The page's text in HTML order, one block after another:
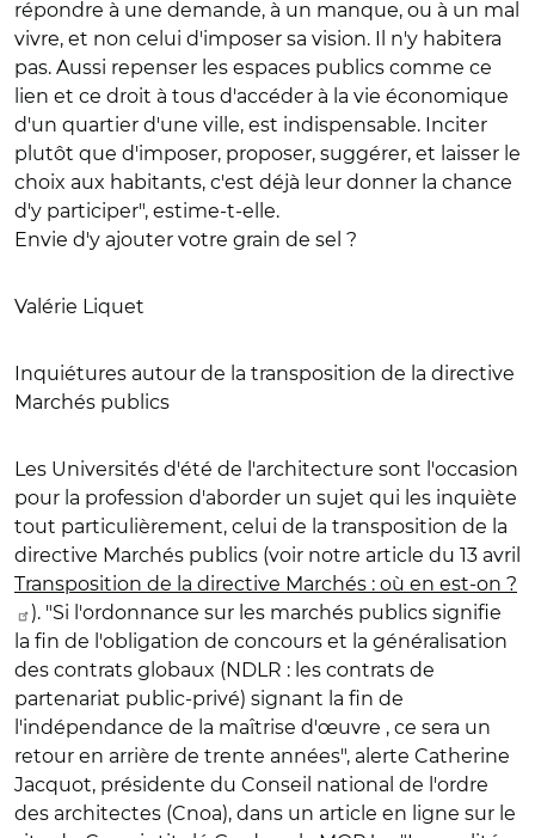
répondre à une demande, à un manque, ou à un mal
vivre, et non celui d'imposer sa vision. Il n'y habitera
pas. Aussi repenser les espaces publics comme ce
lien et ce droit à tous d'accéder à la vie économique
d'un quartier d'une ville, est indispensable. Inciter
plutôt que d'imposer, proposer, suggérer, et laisser le
choix aux habitants, c'est déjà leur donner la chance
d'y participer", estime-t-elle.
Envie d'y ajouter votre grain de sel ?
Valérie Liquet
Inquiétures autour de la transposition de la directive
Marchés publics
Les Universités d'été de l'architecture sont l'occasion
pour la profession d'aborder un sujet qui les inquiète
tout particulièrement, celui de la transposition de la
directive Marchés publics (voir notre article du 13 avril
Transposition de la directive Marchés : où en est-on ?
). "Si l'ordonnance sur les marchés publics signifie
la fin de l'obligation de concours et la généralisation
des contrats globaux (NDLR : les contrats de
partenariat public-privé) signant la fin de
l'indépendance de la maîtrise d'œuvre , ce sera un
retour en arrière de trente années", alerte Catherine
Jacquot, présidente du Conseil national de l'ordre
des architectes (Cnoa), dans un article en ligne sur le